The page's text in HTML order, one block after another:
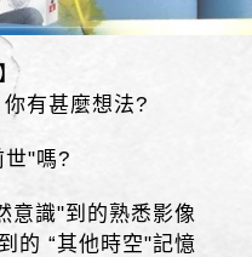
有甚麼想法?
世"嗎?
意識"到的熟悉影像
的 “其他時空"記憶